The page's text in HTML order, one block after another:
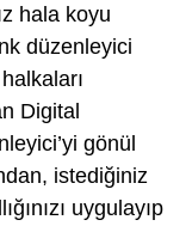
hala koyu
düzenleyici
Digital
gönül
istediğiniz
uygulayıp